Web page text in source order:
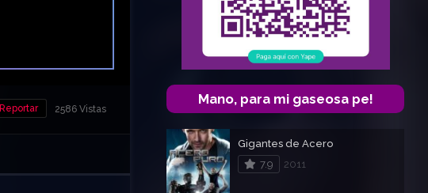
2586 Vistas
Reportar
Mano, para mi gaseosa pe!
Gigantes de Acero
7.9
2011